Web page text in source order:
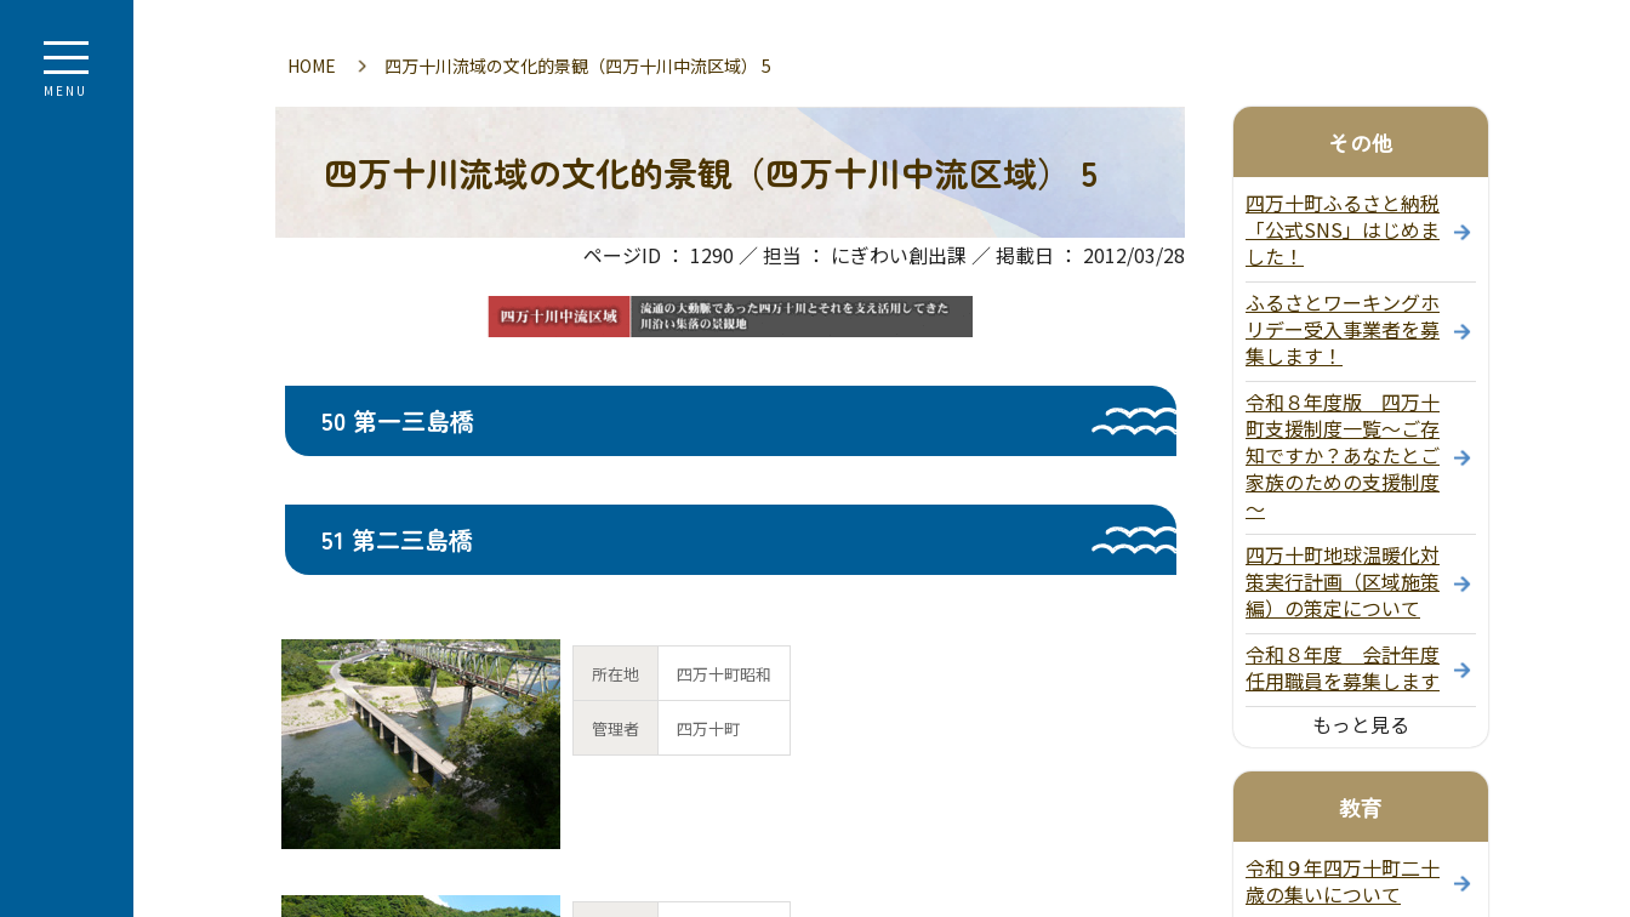
MENU
HOME 四万十川流域の文化的景観（四万十川中流区域） 5
四万十川流域の文化的景観（四万十川中流区域） 5
ページID ： 1290 ／ 担当 ： にぎわい創出課 ／ 掲載日 ： 2012/03/28
50 第一三島橋
51 第二三島橋
所在地 四万十町昭和
管理者 四万十町
その他
四万十町ふるさと納税
「公式SNS」はじめま
した！
ふるさとワーキングホ
リデー受入事業者を募
集します！
令和８年度版 四万十
町支援制度一覧～ご存
知ですか？あなたとご
家族のための支援制度
～
四万十町地球温暖化対
策実行計画（区域施策
編）の策定について
令和８年度 会計年度
任用職員を募集します
もっと見る
教育
令和９年四万十町二十
歳の集いについて